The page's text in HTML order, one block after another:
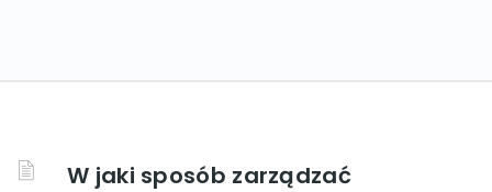
W jaki sposób zarządzać